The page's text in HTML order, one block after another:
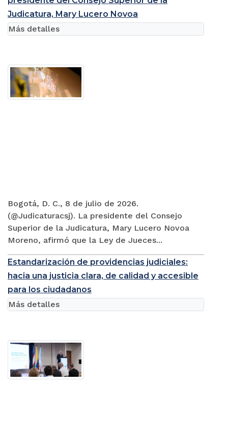
Judicatura, Mary Lucero Novoa
Bogotá, D. C., 8 de julio de 2026.
(@Judicaturacsj). La presidente del Consejo
Superior de la Judicatura, Mary Lucero Novoa
Moreno, afirmó que la Ley de Jueces...
Más detalles
Estandarización de providencias judiciales:
hacia una justicia clara, de calidad y accesible
para los ciudadanos
Más detalles